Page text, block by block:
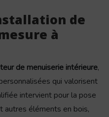
de
à
de menuiserie intérieure,
qui valorisent
intervient pour la pose
autres éléments en bois,